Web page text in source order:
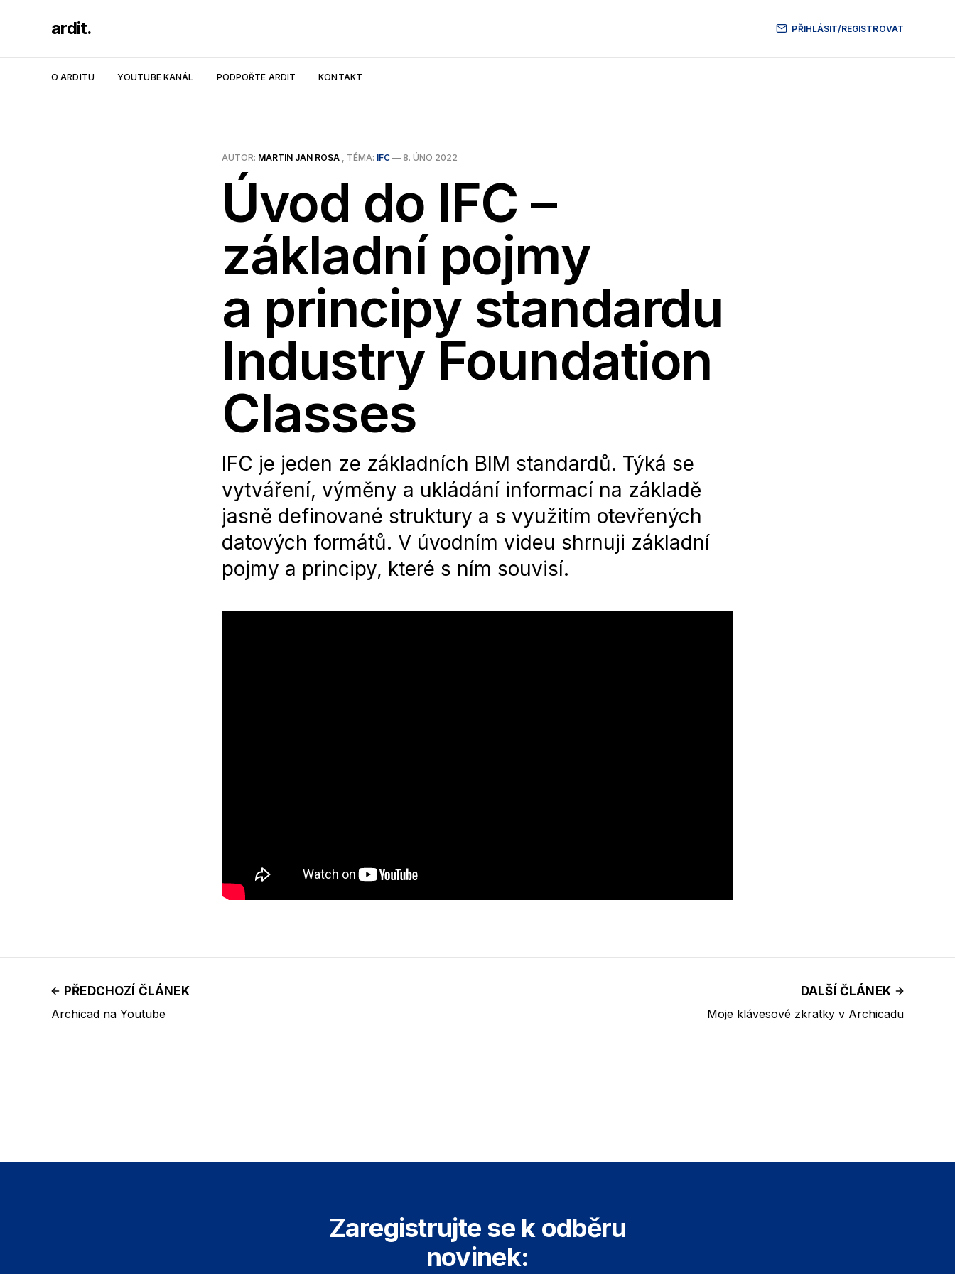
ardit.
O ARDITU YOUTUBE KANÁL PODPOŘTE ARDIT KONTAKT
PŘIHLÁSIT/REGISTROVAT
AUTOR: MARTIN JAN ROSA , TÉMA: IFC — 8. ÚNO 2022
Úvod do IFC –
základní pojmy
a principy standardu
Industry Foundation
Classes
IFC je jeden ze základních BIM standardů. Týká se
vytváření, výměny a ukládání informací na základě
jasně definované struktury a s využitím otevřených
datových formátů. V úvodním videu shrnuji základní
pojmy a principy, které s ním souvisí.
PŘEDCHOZÍ ČLÁNEK
Archicad na Youtube
DALŠÍ ČLÁNEK
Moje klávesové zkratky v Archicadu
Zaregistrujte se k odběru
novinek: